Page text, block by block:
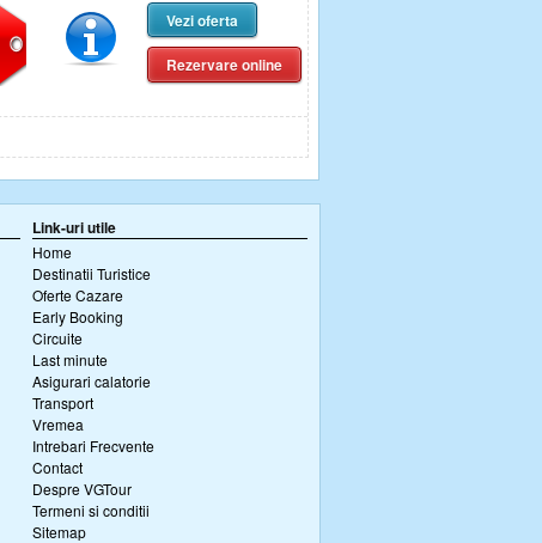
Vezi oferta
Rezervare online
Link-uri utile
Home
Destinatii Turistice
Oferte Cazare
Early Booking
Circuite
Last minute
Asigurari calatorie
Transport
Vremea
Intrebari Frecvente
Contact
Despre VGTour
Termeni si conditii
Sitemap